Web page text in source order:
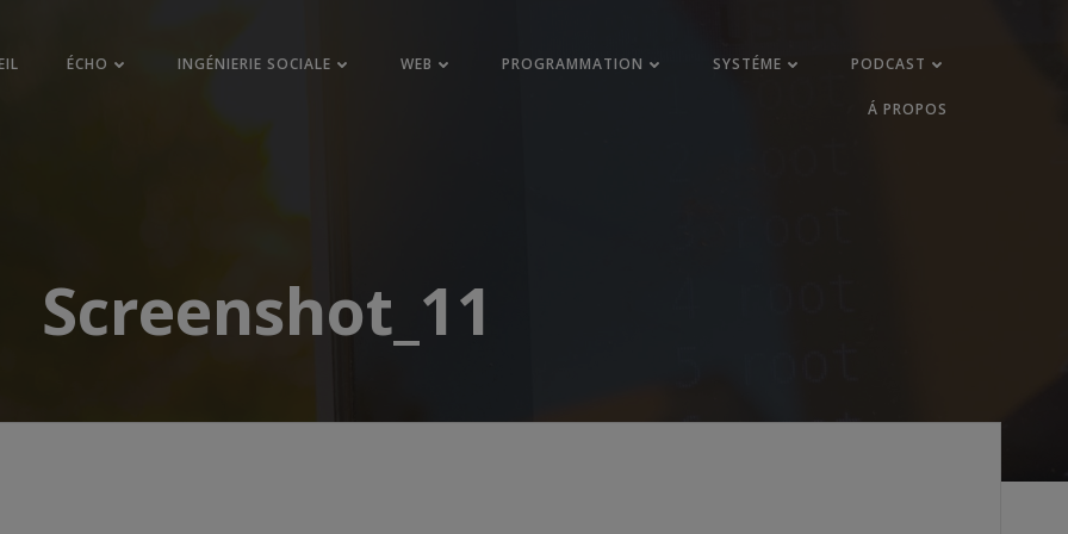
ÉCHO INGÉNIERIE SOCIALE WEB PROGRAMMATION SYSTÉME PODCAST
Á PROPOS
Screenshot_11